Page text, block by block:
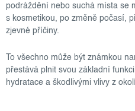
podráždění nebo suchá místa se
s kosmetikou, po změně počasí,
zjevné příčiny.
To všechno může být známkou
přestává plnit svou základní
hydratace a škodlivými vlivy z okolí.